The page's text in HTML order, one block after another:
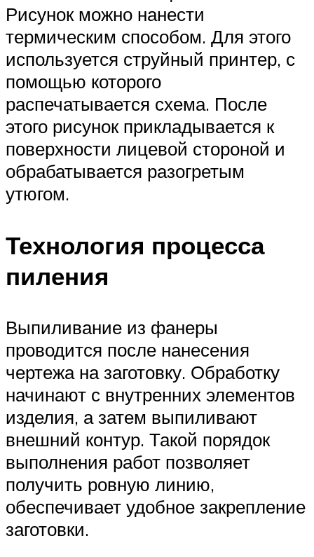
Рисунок можно нанести
термическим способом. Для этого
используется струйный принтер, с
помощью которого
распечатывается схема. После
этого рисунок прикладывается к
поверхности лицевой стороной и
обрабатывается разогретым
утюгом.
Технология процесса
пиления
Выпиливание из фанеры
проводится после нанесения
чертежа на заготовку. Обработку
начинают с внутренних элементов
изделия, а затем выпиливают
внешний контур. Такой порядок
выполнения работ позволяет
получить ровную линию,
обеспечивает удобное закрепление
заготовки.